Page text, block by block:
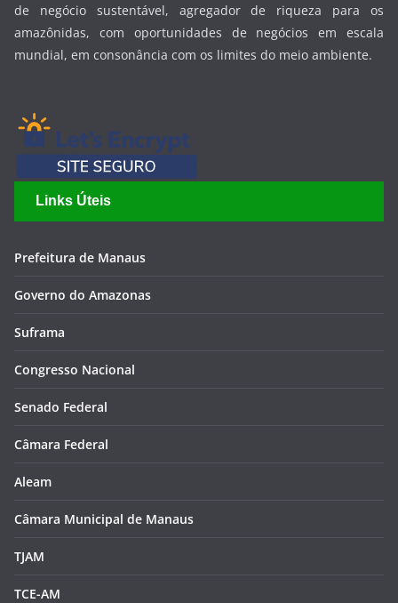
de negócio sustentável, agregador de riqueza para os
amazônidas, com oportunidades de negócios em escala
mundial, em consonância com os limites do meio ambiente.
Links Úteis
Prefeitura de Manaus
Governo do Amazonas
Suframa
Congresso Nacional
Senado Federal
Câmara Federal
Aleam
Câmara Municipal de Manaus
TJAM
TCE-AM